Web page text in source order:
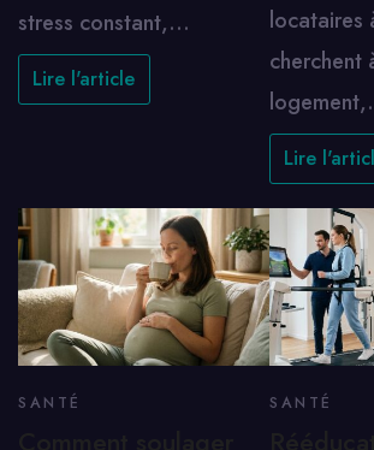
stress constant,…
Lire l'article
locataires
cherchent
Lire
SANTÉ SANTÉ